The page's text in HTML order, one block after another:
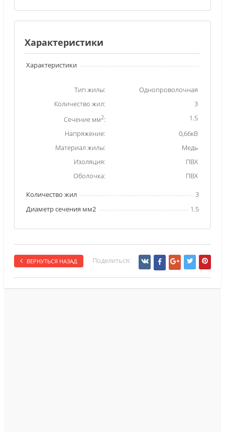
Характеристики
Характеристики
Тип жилы:
Однопроволочная
Количество жил:
3
Сечение мм2:
1.5
Напряжение:
0,66кВ
Материал жилы:
Медь
Изоляция:
ПВХ
Оболочка:
ПВХ
Количество жил
3
Диаметр сечения мм2
1.5
ВЕРНУТЬСЯ НАЗАД Поделиться: